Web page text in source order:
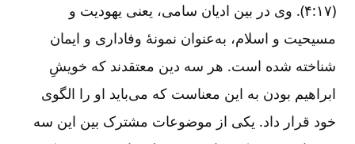
(۱۷:‏‏۴). وی در بین ادیان سامی، یعنی یهودیت و
مسیحیت و اسلام، به‌عنوان نمونۀ وفاداری و ایمان
شناخته شده است. هر سه دین معتقدند که خویشِ
ابراهیم بودن به این معناست که می‌باید او را الگوی
خود قرار داد. یکی از موضوعات مشترک بین این سه